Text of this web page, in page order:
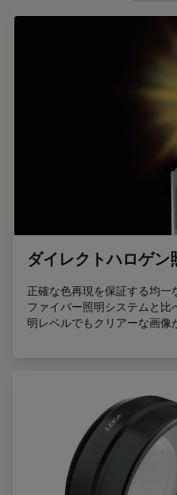
ダイレクトハロゲン
正確な色再現を保証する均
ファイバー照明システムと
明レベルでもクリアーな画像